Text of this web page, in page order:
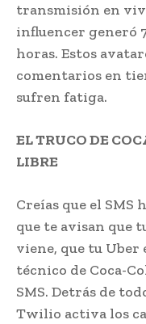
transmisión en
influencer generó
horas. Estos
comentarios en
sufren fatiga.
EL TRUCO DE
LIBRE
Creías que el SMS
que te avisan que
viene, que tu Uber
técnico de Coca-
SMS. Detrás de
Twilio activa los